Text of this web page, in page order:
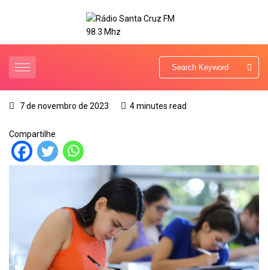
7 de novembro de 2023 4 minutes read
Compartilhe